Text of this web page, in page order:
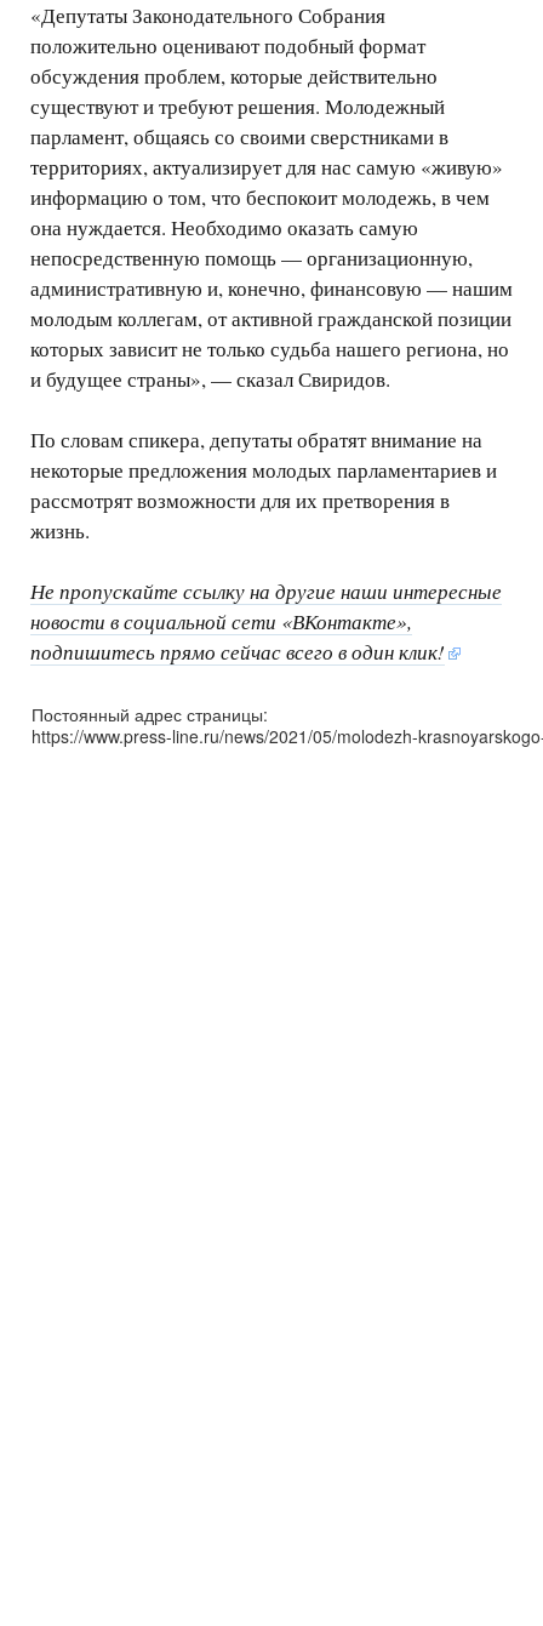
«Депутаты Законодательного Собрания
положительно оценивают подобный формат
обсуждения проблем, которые действительно
существуют и требуют решения. Молодежный
парламент, общаясь со своими сверстниками в
территориях, актуализирует для нас самую «живую»
информацию о том, что беспокоит молодежь, в чем
она нуждается. Необходимо оказать самую
непосредственную помощь — организационную,
административную и, конечно, финансовую — нашим
молодым коллегам, от активной гражданской позиции
которых зависит не только судьба нашего региона, но
и будущее страны», — сказал Свиридов.
По словам спикера, депутаты обратят внимание на
некоторые предложения молодых парламентариев и
рассмотрят возможности для их претворения в
жизнь.
Не пропускайте ссылку на другие наши интересные
новости в социальной сети «ВКонтакте»,
подпишитесь прямо сейчас всего в один клик!
Постоянный адрес страницы:
https://www.press-line.ru/news/2021/05/molodezh-